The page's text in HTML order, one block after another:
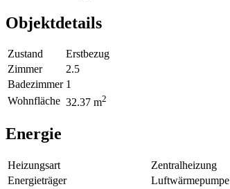
Objektdetails
Zustand
Erstbezug
Zimmer
2.5
Badezimmer 1
Wohnfläche 32.37 m2
Energie
Heizungsart
Zentralheizung
Energieträger
Luftwärmepumpe